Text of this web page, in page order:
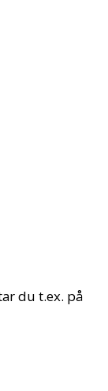
du t.ex. på